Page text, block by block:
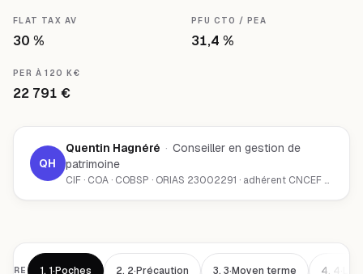
FLAT TAX AV
30 %
PFU CTO / PEA
31,4 %
PER À 120 K€
22 791 €
QH
Quentin Hagnéré · Conseiller en gestion de
patrimoine
CIF · COA · COBSP · ORIAS 23002291 · adhérent CNCEF Patrimoine · Chambéry (73000)
1. 1·Poches 2. 2·Précaution 3. 3·Moyen terme 4.